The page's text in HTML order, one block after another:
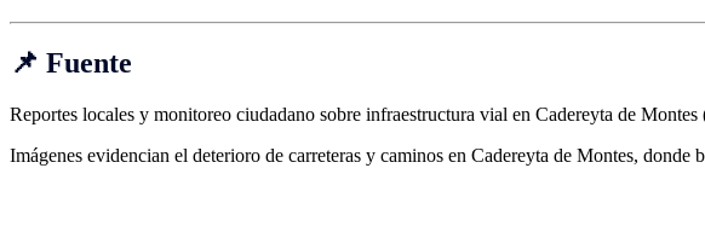
📌 Fuente
Reportes locales y monitoreo ciudadano sobre infraestructura vial en Cadereyta de
Imágenes evidencian el deterioro de carreteras y caminos en Cadereyta de Montes,